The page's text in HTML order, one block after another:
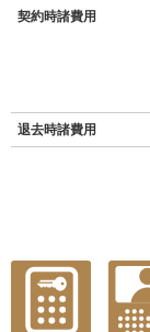
契約時諸費用
退去時諸費用